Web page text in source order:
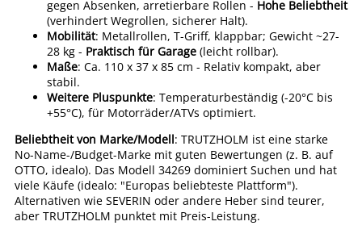
gegen Absenken, arretierbare Rollen - Hohe Beliebtheit
(verhindert Wegrollen, sicherer Halt).
Mobilität: Metallrollen, T-Griff, klappbar; Gewicht ~27-
28 kg - Praktisch für Garage (leicht rollbar).
Maße: Ca. 110 x 37 x 85 cm - Relativ kompakt, aber
stabil.
Weitere Pluspunkte: Temperaturbeständig (-20°C bis
+55°C), für Motorräder/ATVs optimiert.
Beliebtheit von Marke/Modell: TRUTZHOLM ist eine starke
No-Name-/Budget-Marke mit guten Bewertungen (z. B. auf
OTTO, idealo). Das Modell 34269 dominiert Suchen und hat
viele Käufe (idealo: "Europas beliebteste Plattform").
Alternativen wie SEVERIN oder andere Heber sind teurer,
aber TRUTZHOLM punktet mit Preis-Leistung.